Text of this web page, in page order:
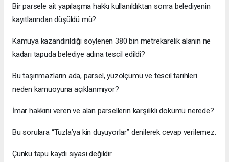
Bir parsele ait yapılaşma hakkı kullanıldıktan sonra belediyenin
kayıtlarından düşüldü mü?
Kamuya kazandırıldığı söylenen 380 bin metrekarelik alanın ne
kadarı tapuda belediye adına tescil edildi?
Bu taşınmazların ada, parsel, yüzölçümü ve tescil tarihleri
neden kamuoyuna açıklanmıyor?
İmar hakkını veren ve alan parsellerin karşılıklı dökümü nerede?
Bu sorulara “Tuzla’ya kin duyuyorlar” denilerek cevap verilemez.
Çünkü tapu kaydı siyasi değildir.